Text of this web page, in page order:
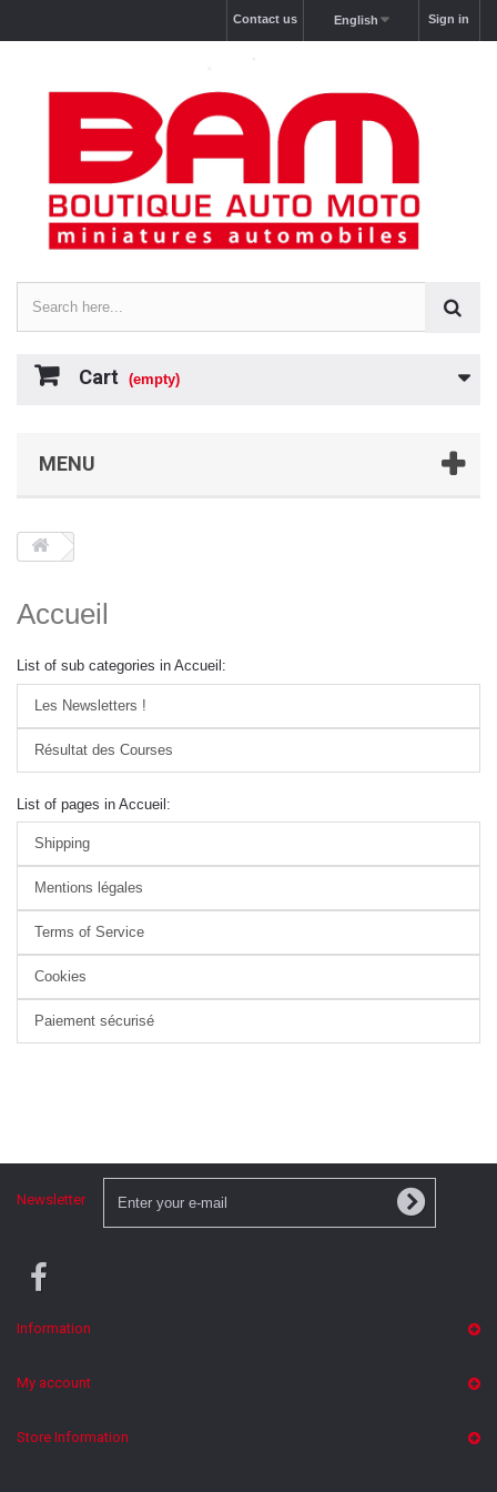
Sign in
English
Contact us
Cart (empty)
MENU
Accueil
List of sub categories in Accueil:
Les Newsletters !
Résultat des Courses
List of pages in Accueil:
Shipping
Mentions légales
Terms of Service
Cookies
Paiement sécurisé
Newsletter
Information
My account
Store Information